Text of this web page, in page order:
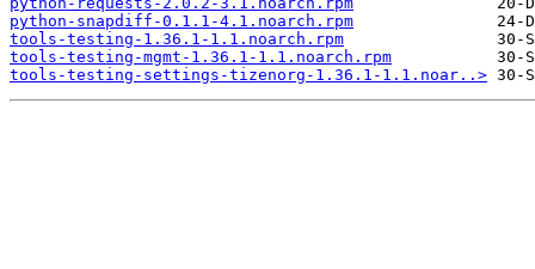
python-snapdiff-0.1.1-4.1.noarch.rpm
tools-testing-1.36.1-1.1.noarch.rpm
tools-testing-mgmt-1.36.1-1.1.noarch.rpm
tools-testing-settings-tizenorg-1.36.1-1.1.noar..>